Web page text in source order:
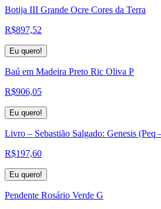
Botija III Grande Ocre Cores da Terra
R$897,52
Eu quero!
Baú em Madeira Preto Ric Oliva P
R$906,05
Eu quero!
Livro – Sebastião Salgado: Genesis (Peq
R$197,60
Eu quero!
Pendente Rosário Verde G